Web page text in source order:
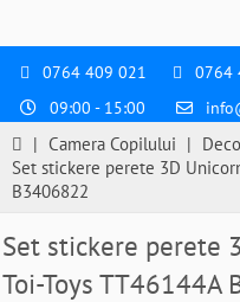
0764 409 021 0764
09:00 - 15:00
| Camera Copilului |
Set stickere perete 3D
B3406822
Set stickere perete
Toi-Toys TT46144A